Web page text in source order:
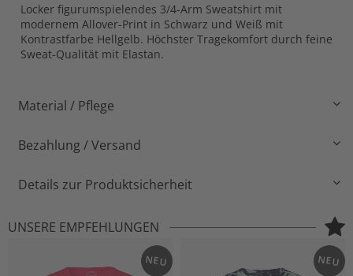
Locker figurumspielendes 3/4-Arm Sweatshirt mit
modernem Allover-Print in Schwarz und Weiß mit
Kontrastfarbe Hellgelb. Höchster Tragekomfort durch feine
Sweat-Qualität mit Elastan.
Material / Pflege
Bezahlung / Versand
Details zur Produktsicherheit
UNSERE EMPFEHLUNGEN
NEU NEU